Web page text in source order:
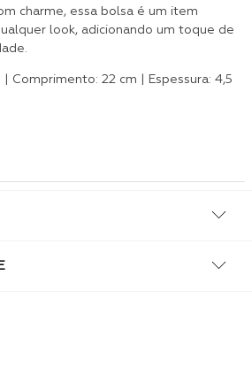
charme, essa bolsa é um item
look, adicionando um toque de
| Comprimento: 22 cm | Espessura: 4,5